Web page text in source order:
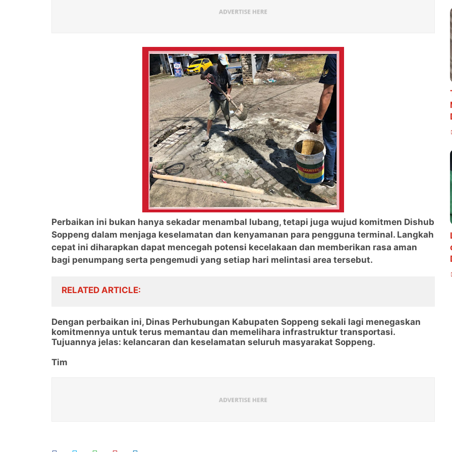
Perbaikan ini bukan hanya sekadar menambal lubang, tetapi juga wujud komitmen Dishub
Soppeng dalam menjaga keselamatan dan kenyamanan para pengguna terminal. Langkah
cepat ini diharapkan dapat mencegah potensi kecelakaan dan memberikan rasa aman
bagi penumpang serta pengemudi yang setiap hari melintasi area tersebut.
RELATED ARTICLE
Dengan perbaikan ini, Dinas Perhubungan Kabupaten Soppeng sekali lagi menegaskan
komitmennya untuk terus memantau dan memelihara infrastruktur transportasi.
Tujuannya jelas: kelancaran dan keselamatan seluruh masyarakat Soppeng.
Tim